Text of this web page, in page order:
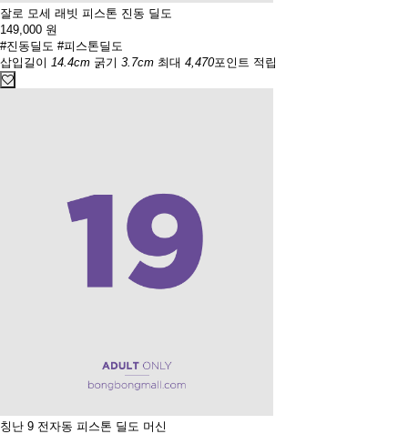
잘로 모세 래빗 피스톤 진동 딜도
149,000 원
#진동딜도 #피스톤딜도
삽입길이 14.4cm 굵기 3.7cm 최대 4,470포인트 적립
칭난 9 전자동 피스톤 딜도 머신